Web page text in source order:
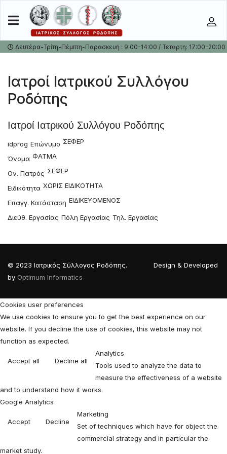
Δευτέρα-Τρίτη-Πέμπτη-Παρασκευή : 9:00-14:00 / Τεταρτη: 17:00-20:00
Ιατροί Ιατρικού Συλλόγου
Ροδόπης
Ιατροί Ιατρικού Συλλόγου Ροδόπης
idprog Επώνυμο ΣΕΦΕΡ
Όνομα ΦΑΤΜΑ
Ον. Πατρός ΣΕΦΕΡ
Ειδικότητα ΧΩΡΙΣ ΕΙΔΙΚΟΤΗΤΑ
Επαγγ. Κατάσταση ΕΙΔΙΚΕΥΟΜΕΝΟΣ
Διεύθ. Εργασίας Πόλη Εργασίας Τηλ. Εργασίας
© 2023 Ιατρικός Σύλλογος Ροδόπης. Design & Developed
by Optimum Informatics
Cookies user preferences
We use cookies to ensure you to get the best experience on our
website. If you decline the use of cookies, this website may not
function as expected.
Accept all Decline all
Analytics
Tools used to analyze the data to
measure the effectiveness of a website
and to understand how it works.
Google Analytics
Accept Decline
Marketing
Set of techniques which have for object the
commercial strategy and in particular the
market study.